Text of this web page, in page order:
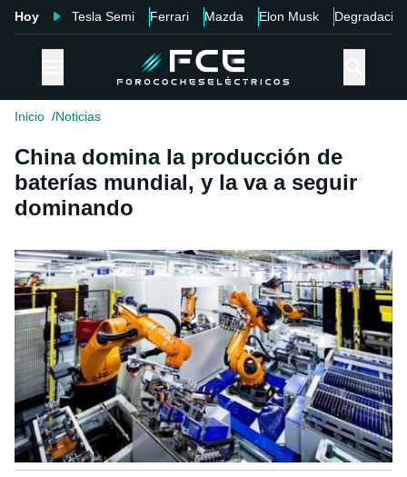
Hoy Tesla Semi Ferrari Mazda Elon Musk Degradación
Inicio Noticias
China domina la producción de
baterías mundial, y la va a seguir
dominando